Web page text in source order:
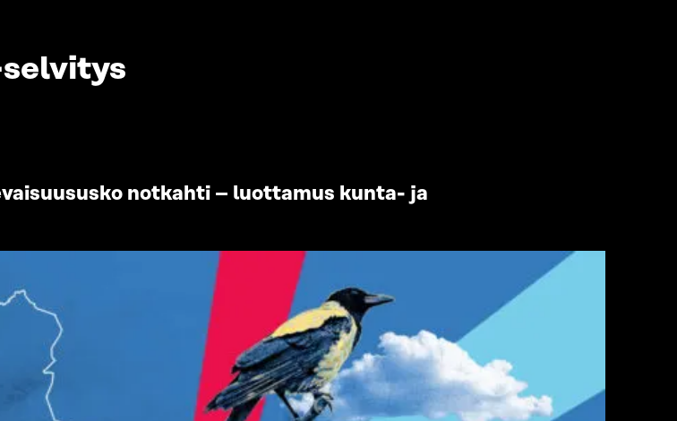
notkahti – luottamus kunta- ja